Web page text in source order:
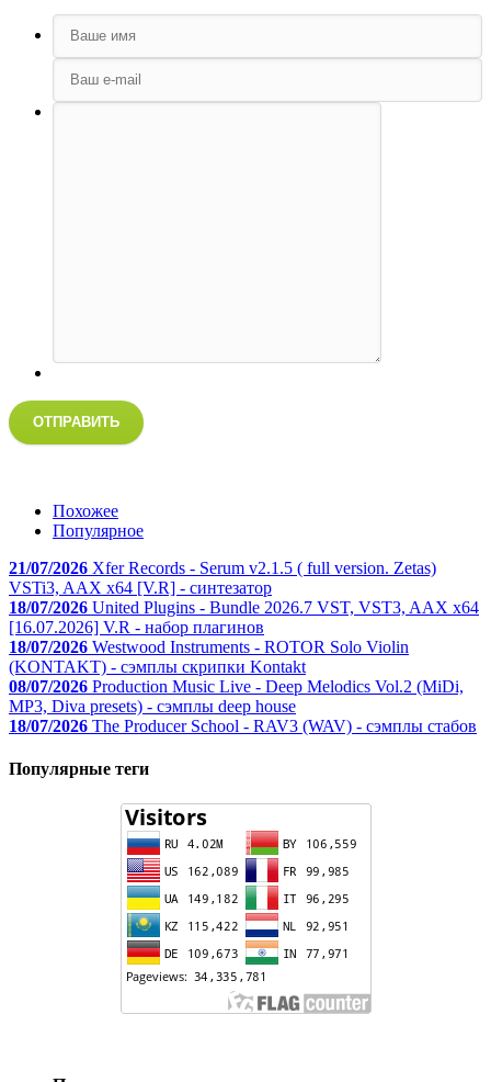
ОТПРАВИТЬ
Похожее
Популярное
21/07/2026 Xfer Records - Serum v2.1.5 ( full version. Zetas)
VSTi3, AAX x64 [V.R] - синтезатор
18/07/2026 United Plugins - Bundle 2026.7 VST, VST3, AAX x64
[16.07.2026] V.R - набор плагинов
18/07/2026 Westwood Instruments - ROTOR Solo Violin
(KONTAKT) - сэмплы скрипки Kontakt
08/07/2026 Production Music Live - Deep Melodics Vol.2 (MiDi,
MP3, Diva presets) - сэмплы deep house
18/07/2026 The Producer School - RAV3 (WAV) - сэмплы стабов
Популярные теги